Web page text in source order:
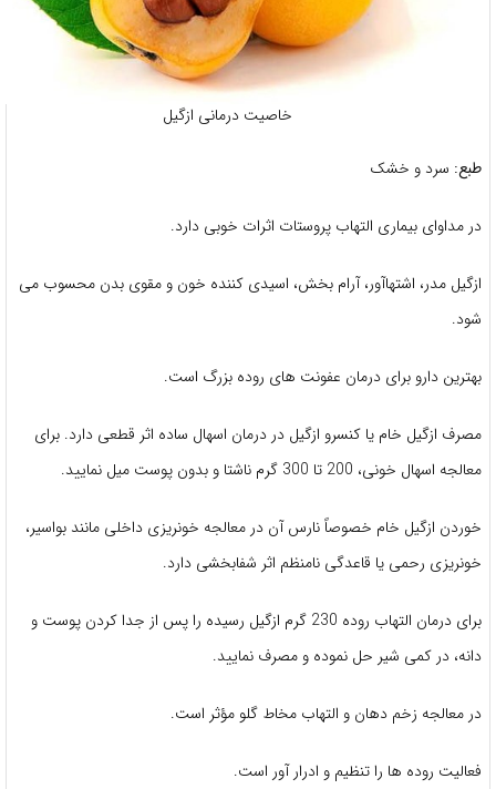
خاصیت درمانی ازگیل
سرد و خشک
بیماری التهاب پروستات اثرات خوبی دارد.
مدر، اشتهاآور، آرام بخش، اسیدی کننده خون و مقوی بدن محسوب می
دارو برای درمان عفونت های روده بزرگ است.
ازگیل خام یا کنسرو ازگیل در درمان اسهال ساده اثر قطعی دارد. برای
خونی، 200 تا 300 گرم ناشتا و بدون پوست میل نمایید.
ازگیل خام خصوصاً نارس آن در معالجه خونریزی داخلی مانند بواسیر،
رحمی یا قاعدگی نامنظم اثر شفابخشی دارد.
برای درمان التهاب روده 230 گرم ازگیل رسیده را پس از جدا کردن پوست و
در کمی شیر حل نموده و مصرف نمایید.
معالجه زخم دهان و التهاب مخاط گلو مؤثر است.
روده ها را تنظیم و ادرار آور است.